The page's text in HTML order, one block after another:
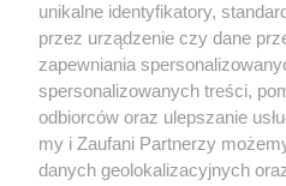
unikalne identyfikatory,
przez urządzenie czy dane
zapewniania
spersonalizowanych treści,
odbiorców oraz ulepszanie
my i Zaufani Partnerzy
danych geolokalizacyjnych